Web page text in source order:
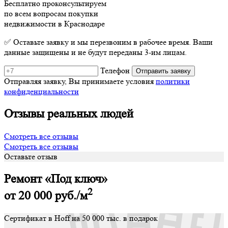
Бесплатно проконсультируем
по всем вопросам покупки
недвижимости в Краснодаре
✅ Оставьте заявку и мы перезвоним в рабочее время. Ваши
данные защищены и не будут переданы 3-им лицам.
Телефон
Отправляя заявку, Вы принимаете условия политики
конфиденциальности
Отзывы реальных людей
Смотреть все отзывы
Смотреть все отзывы
Оставьте отзыв
Ремонт «Под ключ»
от 20 000руб./м2
Сертификат в Hoff на 50 000 тыс. в подарок